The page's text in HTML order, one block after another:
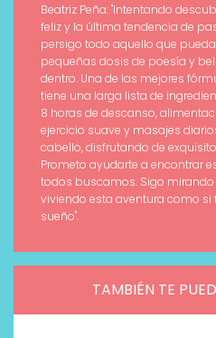
Beatriz Peña: "Intentando
feliz y la última tendencia de
persigo todo aquello que
pequeñas dosis de poesía y
dentro. Una de las mejores
tiene una larga lista de
8 horas de descanso,
ejercicio suave y masajes
cabello, disfrutando de
Prometo ayudarte a encontrar
todos buscamos. Sigo mirando
viviendo esta aventura como
sueño".
TAMBIÉN TE